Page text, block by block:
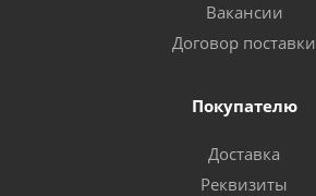
Вакансии
Договор поставки
Покупателю
Доставка
Реквизиты